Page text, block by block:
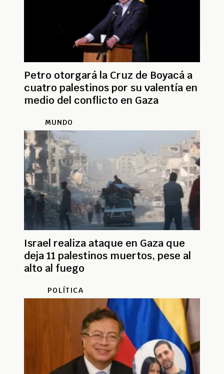
Petro otorgará la Cruz de Boyacá a
cuatro palestinos por su valentía en
medio del conflicto en Gaza
MUNDO
Israel realiza ataque en Gaza que
deja 11 palestinos muertos, pese al
alto al fuego
POLÍTICA